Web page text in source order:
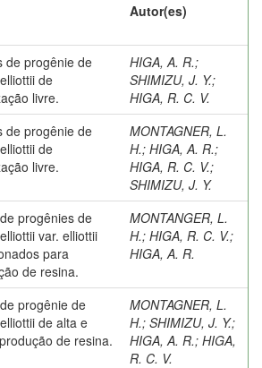
Autor(es)
de progênie de
de
livre.
HIGA, A. R.;
SHIMIZU, J. Y.;
HIGA, R. C. V.
de progênie de
de
livre.
MONTAGNER, L.
H.; HIGA, A. R.;
HIGA, R. C. V.;
SHIMIZU, J. Y.
progênies de
var. elliottii
para
de resina.
MONTANGER, L.
H.; HIGA, R. C. V.;
HIGA, A. R.
progênie de
de alta e
de resina.
MONTAGNER, L.
H.; SHIMIZU, J. Y.;
HIGA, A. R.; HIGA,
R. C. V.